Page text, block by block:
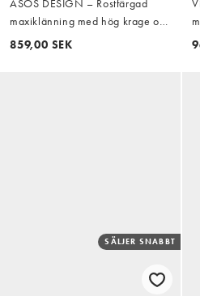
maxiklänning med hög krage och
klockad kjol
859,00 SEK
SÄLJER SNABBT